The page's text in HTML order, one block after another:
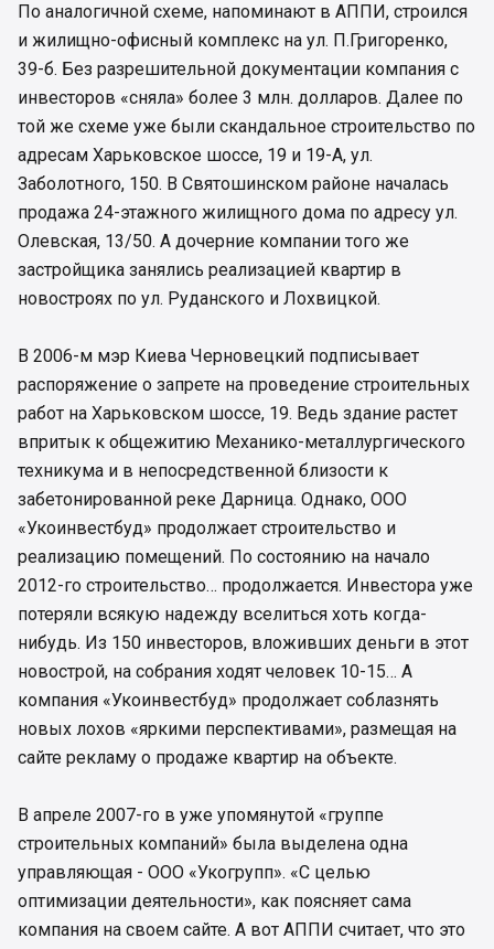
По аналогичной схеме, напоминают в АППИ, строился
и жилищно-офисный комплекс на ул. П.Григоренко,
39-б. Без разрешительной документации компания с
инвесторов «сняла» более 3 млн. долларов. Далее по
той же схеме уже были скандальное строительство по
адресам Харьковское шоссе, 19 и 19-А, ул.
Заболотного, 150. В Святошинском районе началась
продажа 24-этажного жилищного дома по адресу ул.
Олевская, 13/50. А дочерние компании того же
застройщика занялись реализацией квартир в
новостроях по ул. Руданского и Лохвицкой.
В 2006-м мэр Киева Черновецкий подписывает
распоряжение о запрете на проведение строительных
работ на Харьковском шоссе, 19. Ведь здание растет
впритык к общежитию Механико-металлургического
техникума и в непосредственной близости к
забетонированной реке Дарница. Однако, ООО
«Укоинвестбуд» продолжает строительство и
реализацию помещений. По состоянию на начало
2012-го строительство… продолжается. Инвестора уже
потеряли всякую надежду вселиться хоть когда-
нибудь. Из 150 инвесторов, вложивших деньги в этот
новострой, на собрания ходят человек 10-15… А
компания «Укоинвестбуд» продолжает соблазнять
новых лохов «яркими перспективами», размещая на
сайте рекламу о продаже квартир на объекте.
В апреле 2007-го в уже упомянутой «группе
строительных компаний» была выделена одна
управляющая - ООО «Укогрупп». «С целью
оптимизации деятельности», как поясняет сама
компания на своем сайте. А вот АППИ считает, что это